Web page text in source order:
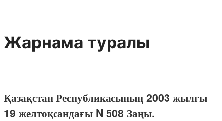
Жарнама туралы
Қазақстан Республикасының 2003 жылғы
19 желтоқсандағы N 508 Заңы.